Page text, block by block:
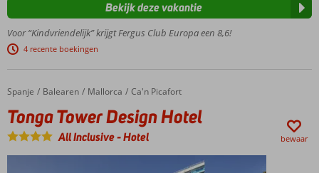
Op korte
afstand van
shuttleservice
Gevarieerd
animatieprogramma
Boek
een
Voor “Kindvriendelijk” krijgt Fergus Club Europa een 8,6!
4 recente boekingen
Bekijk deze vakantie
Home
Spanje Balearen Mallorca Ca'n Picafort
Tonga Tower Design Hotel
Tonga Tower Design Hotel
All Inclusive-Hotel bewaar